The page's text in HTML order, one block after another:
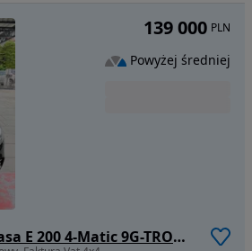
Mercedes-Benz Klasa E 200 4-Matic 9G-TRONIC
139 000 PLN
Powyżej średniej